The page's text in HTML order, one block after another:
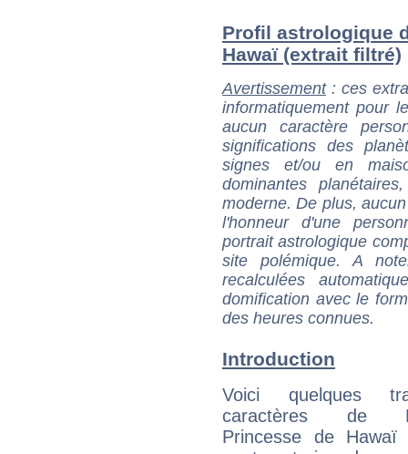
Profil astrologique
Hawaï (extrait filtré)
Avertissement: ces
informatiquement pour
aucun caractère
significations des
signes et/ou en
dominantes
moderne. De plus,
l'honneur d'une
portrait astrologique
site polémique. A
recalculées
domification avec le
des heures connues.
Introduction
Voici quelques
caractères de
Princesse de Hawaï